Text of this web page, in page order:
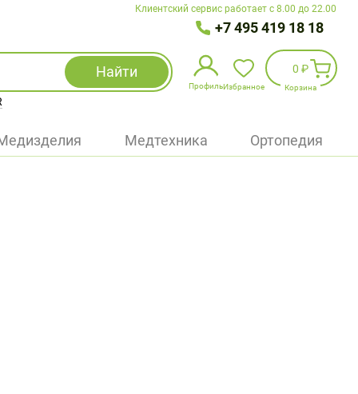
Клиентский сервис работает с 8.00 до 22.00
+7 495 419 18 18
Найти
Профиль
Избранное
Войти
Избранное
0 ₽
Корзина
Медтехника Ортопедия